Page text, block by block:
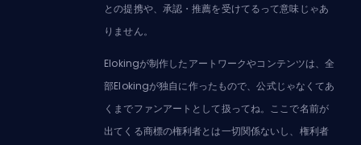
との提携や、承認・推薦を受けてるって意味じゃあ
りません。
Elokingが制作したアートワークやコンテンツは、全
部Elokingが独自に作ったもので、公式じゃなくてあ
くまでファンアートとして扱ってね。ここで名前が
出てくる商標の権利者とは一切関係ないし、権利者